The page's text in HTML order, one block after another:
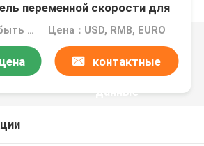
переменной скорости для
MOQ：Могущий быть предметом переговоров Цена：USD, RMB, EURO
контактные
данные